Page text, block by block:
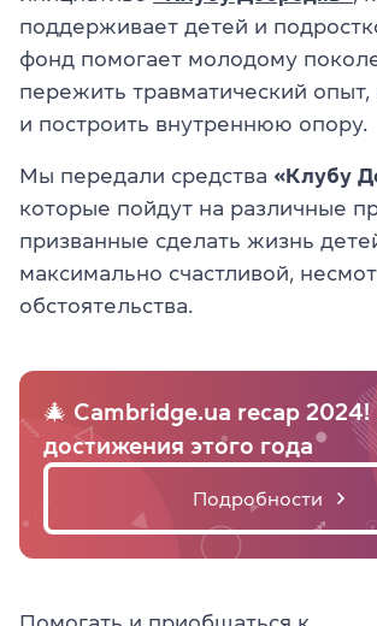
поддерживает детей и
фонд помогает молодому
пережить травматический опыт,
и построить внутреннюю опору.
Мы передали средства «Клубу
которые пойдут на различные
призванные сделать жизнь
максимально счастливой,
обстоятельства.
🎄 Cambridge.ua recap
достижения этого года
Подробности